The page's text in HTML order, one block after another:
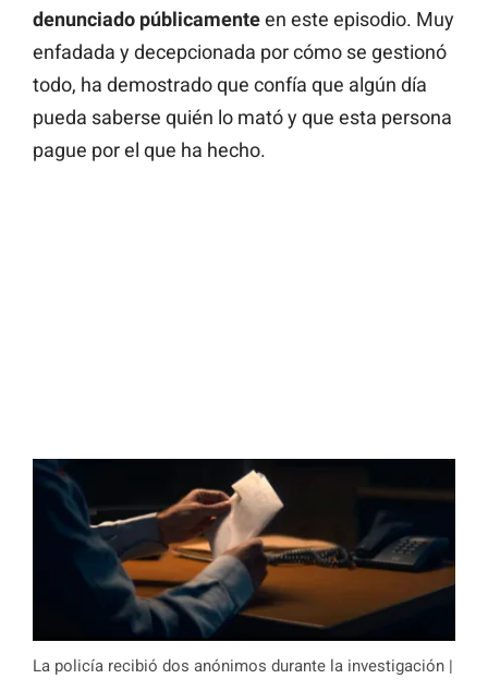
denunciado públicamenteen este episodio. Muy
enfadada y decepcionada por cómo se gestionó
todo, ha demostrado que confía que algún día
pueda saberse quién lo mató y que esta persona
pague por el que ha hecho.
La policía recibió dos anónimos durante la investigación |